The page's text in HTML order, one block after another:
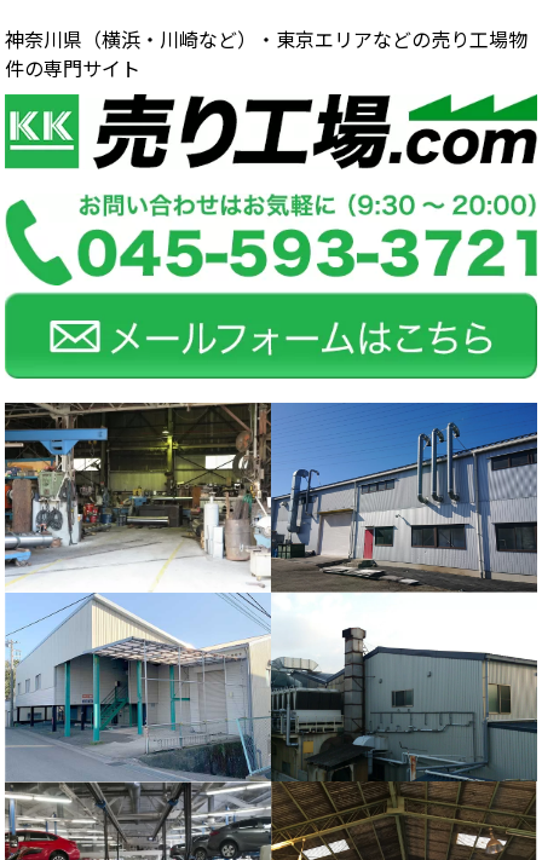
神奈川県（横浜・川崎など）・東京エリアなどの売り工場物
件の専門サイト